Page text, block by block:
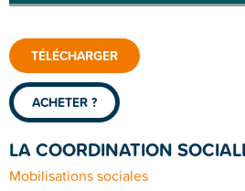
TÉLÉCHARGER
ACHETER ?
LA COORDINATION
Mobilisations sociales